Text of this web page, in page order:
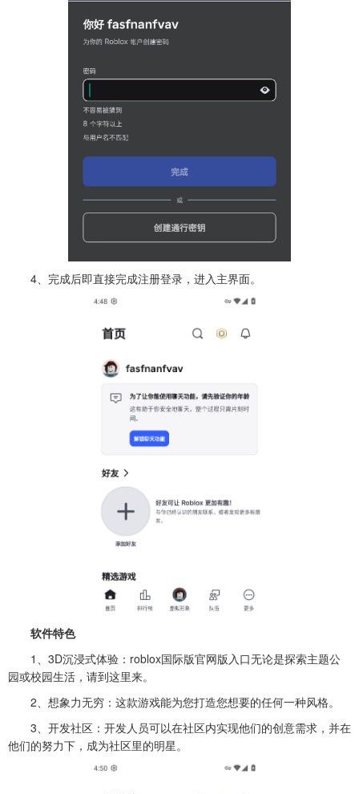
4、完成后即直接完成注册登录，进入主界面。
软件特色
1、3D沉浸式体验：roblox国际版官网版入口无论是探索主题公
园或校园生活，请到这里来。
2、想象力无穷：这款游戏能为您打造您想要的任何一种风格。
3、开发社区：开发人员可以在社区内实现他们的创意需求，并在
他们的努力下，成为社区里的明星。